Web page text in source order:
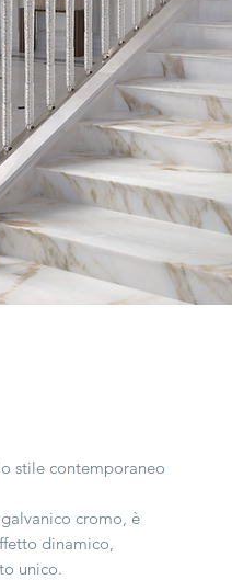
stile contemporaneo
cromo, è
dinamico,
unico.